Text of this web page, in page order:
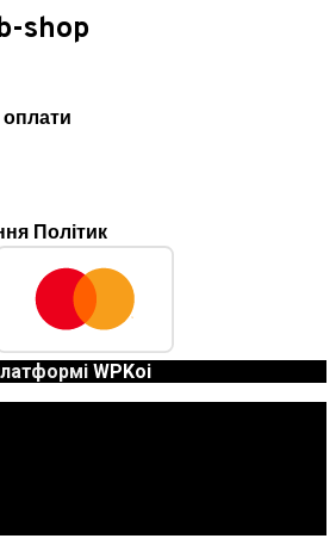
shop
Політик
WPKoi